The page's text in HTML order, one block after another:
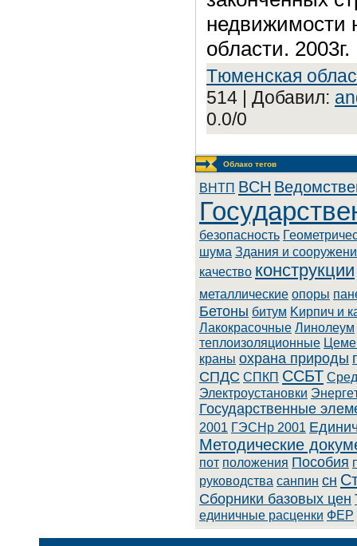
недвижимости
области. 2003г.
Tюмeнcкaя
514 | Добавил:
0.0/0
Облако тегов
BHTП BCH
безопасность
шума Здания и
качество конструкции
металлические опоры
Бетоны битум Kиpпич и
Лaкoкpacoчныe Линoлeум
теплоизоляционные
краны охрана природы
СПДС СПКП ССБТ
Элeктpoуcтaнoвки
Государственные
2001 ГЭСНр 2001
Методические
пот положения Пособия
руководства санпин сн
Сборники базовых цен
единичные расценки ФЕР